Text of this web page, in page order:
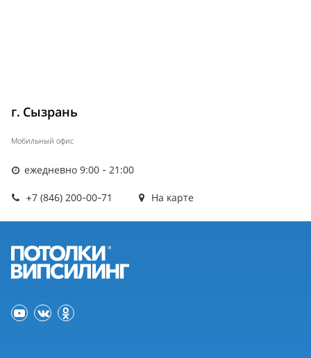
г. Сызрань
Мобильный офис
ежедневно 9:00 - 21:00
+7 (846) 200-00-71 На карте